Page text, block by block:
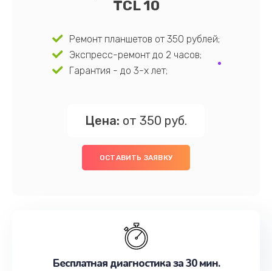
TCL 10
Ремонт планшетов от 350 рублей;
Экспресс-ремонт до 2 часов;
Гарантия - до 3-х лет;
Цена: от 350 руб.
ОСТАВИТЬ ЗАЯВКУ
Бесплатная диагностика за 30 мин.